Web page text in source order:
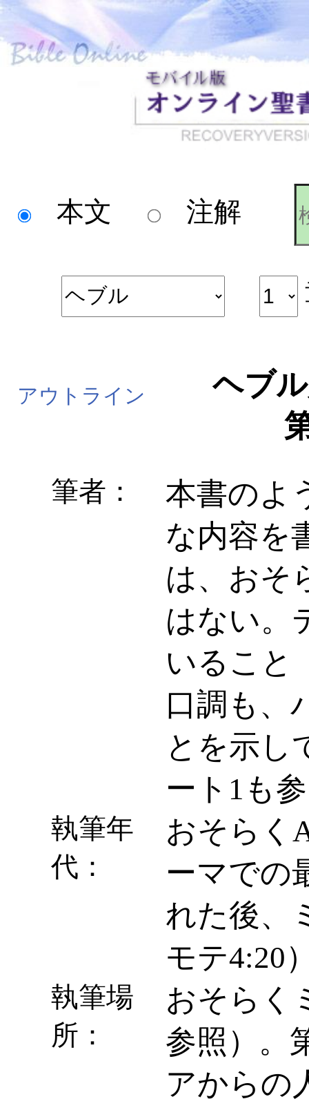
本文 注解
アウトライン
ヘブ
筆者：
本書のよ
な内容を
は、おそ
はない。
いること
口調も、
とを示し
ート1も
執筆年
代：
おそらく
ーマでの
れた後、
モテ4:20
執筆場
所：
おそらく
参照）。
アからの